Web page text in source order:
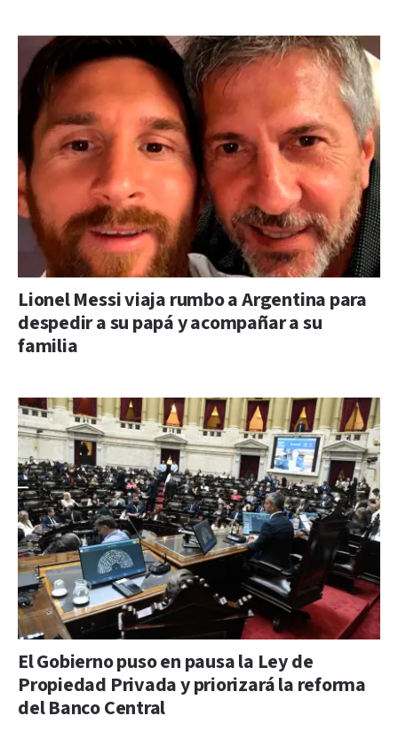
Lionel Messi viaja rumbo a Argentina para
despedir a su papá y acompañar a su
familia
El Gobierno puso en pausa la Ley de
Propiedad Privada y priorizará la reforma
del Banco Central